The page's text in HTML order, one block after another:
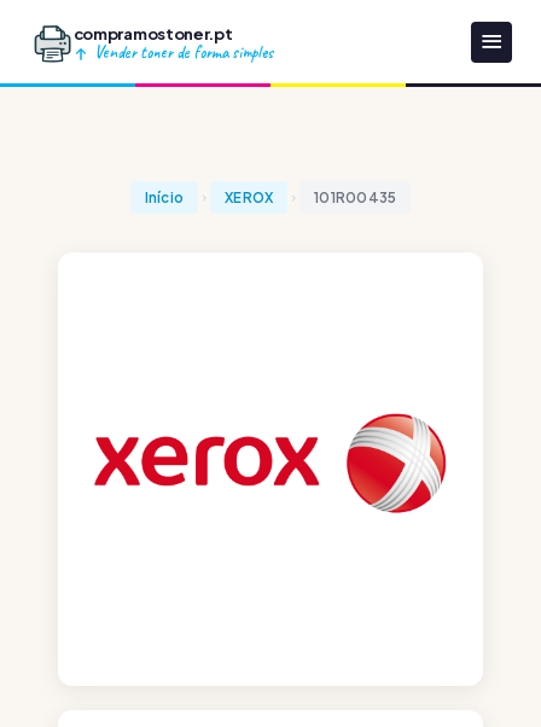
compramostoner.pt
Vender toner de forma simples
Início XEROX 101R00435